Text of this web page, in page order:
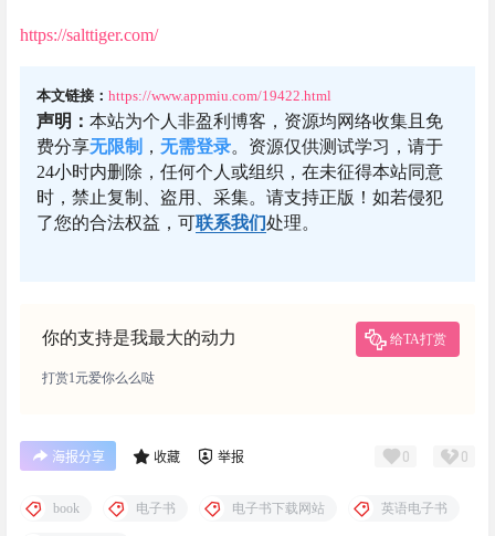
https://salttiger.com/
本文链接： https://www.appmiu.com/19422.html
声明： 本站为个人非盈利博客，资源均网络收集且免
费分享无限制 ， 无需登录。资源仅供测试学习，请于
24小时内删除，任何个人或组织，在未征得本站同意
时，禁止复制、盗用、采集。请支持正版！如若侵犯
了您的合法权益，可联系我们处理。
你的支持是我最大的动力 给TA打赏
打赏1元爱你么么哒
海报分享 收藏 举报 0 0
book 电子书 电子书下载网站 英语电子书